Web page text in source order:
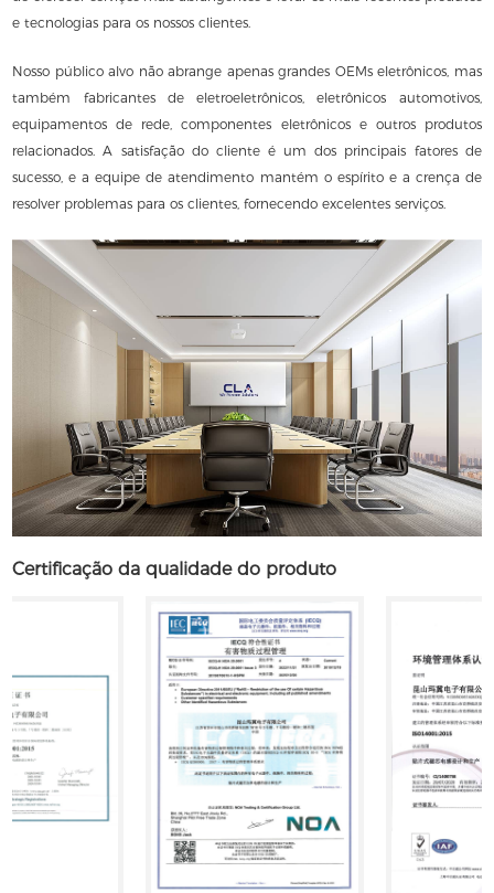
e tecnologias para os nossos clientes.
Nosso público alvo não abrange apenas grandes OEMs eletrônicos, mas
também fabricantes de eletroeletrônicos, eletrônicos automotivos,
equipamentos de rede, componentes eletrônicos e outros produtos
relacionados. A satisfação do cliente é um dos principais fatores de
sucesso, e a equipe de atendimento mantém o espírito e a crença de
resolver problemas para os clientes, fornecendo excelentes serviços.
Certificação da qualidade do produto